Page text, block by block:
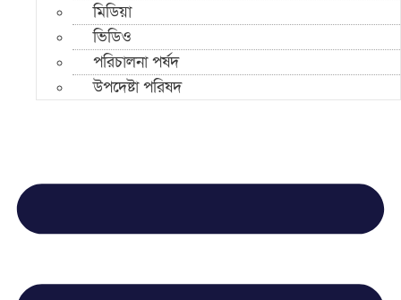
মিডিয়া
ভিডিও
পরিচালনা পর্ষদ
উপদেষ্টা পরিষদ